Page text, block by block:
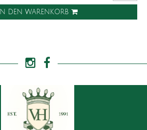
IN DEN WARENKORB